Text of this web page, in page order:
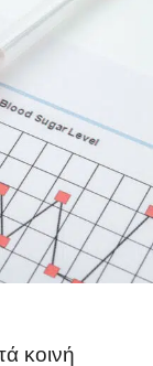
κοινή